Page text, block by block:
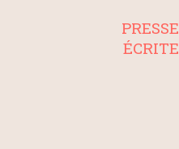
PRESSE
ÉCRITE